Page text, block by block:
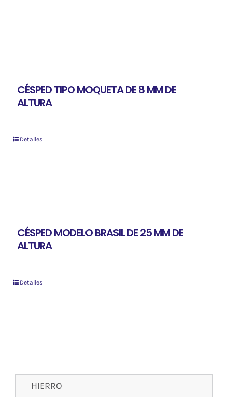
CÉSPED TIPO MOQUETA DE 8 MM DE
ALTURA
Detalles
CÉSPED MODELO BRASIL DE 25 MM DE
ALTURA
Detalles
HIERRO